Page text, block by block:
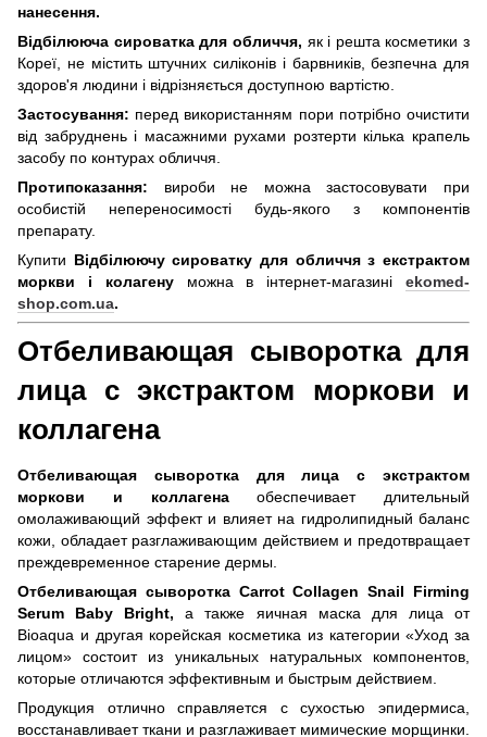
нанесення.
Відбілююча сироватка для обличчя, як і решта косметики з
Кореї, не містить штучних силіконів і барвників, безпечна для
здоров'я людини і відрізняється доступною вартістю.
Застосування: перед використанням пори потрібно очистити
від забруднень і масажними рухами розтерти кілька крапель
засобу по контурах обличчя.
Протипоказання: вироби не можна застосовувати при
особистій непереносимості будь-якого з компонентів
препарату.
Купити Відбілюючу сироватку для обличчя з екстрактом
моркви і колагенуможна в інтернет-магазині
ekomed-
shop.com.ua.
Отбеливающая сыворотка для
лица с экстрактом моркови и
коллагена
Отбеливающая сыворотка для лица с экстрактом
моркови и коллагенаобеспечивает длительный
омолаживающий эффект и влияет на гидролипидный баланс
кожи, обладает разглаживающим действием и предотвращает
преждевременное старение дермы.
Отбеливающая сыворотка Carrot Collagen Snail Firming
Serum Baby Bright, а также яичная маска для лица от
Bioaqua и другая корейская косметика из категории «Уход за
лицом» состоит из уникальных натуральных компонентов,
которые отличаются эффективным и быстрым действием.
Продукция отлично справляется с сухостью эпидермиса,
восстанавливает ткани и разглаживает мимические морщинки.